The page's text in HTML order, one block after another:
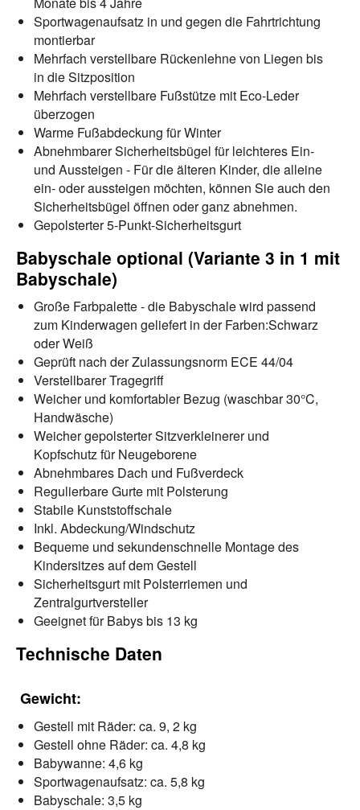
Sportwagenaufsatz in und gegen die Fahrtrichtung
montierbar
Mehrfach verstellbare Rückenlehne von Liegen bis
in die Sitzposition
Mehrfach verstellbare Fußstütze mit Eco-Leder
überzogen
Warme Fußabdeckung für Winter
Abnehmbarer Sicherheitsbügel für leichteres Ein-
und Aussteigen - Für die älteren Kinder, die alleine
ein- oder aussteigen möchten, können Sie auch den
Sicherheitsbügel öffnen oder ganz abnehmen.
Gepolsterter 5-Punkt-Sicherheitsgurt
Babyschale optional (Variante 3 in 1 mit
Babyschale)
Große Farbpalette - die Babyschale wird passend
zum Kinderwagen geliefert in der Farben:Schwarz
oder Weiß
Geprüft nach der Zulassungsnorm ECE 44/04
Verstellbarer Tragegriff
Weicher und komfortabler Bezug (waschbar 30°C,
Handwäsche)
Weicher gepolsterter Sitzverkleinerer und
Kopfschutz für Neugeborene
Abnehmbares Dach und Fußverdeck
Regulierbare Gurte mit Polsterung
Stabile Kunststoffschale
Inkl. Abdeckung/Windschutz
Bequeme und sekundenschnelle Montage des
Kindersitzes auf dem Gestell
Sicherheitsgurt mit Polsterriemen und
Zentralgurtversteller
Geeignet für Babys bis 13 kg
Technische Daten
Gewicht:
Gestell mit Räder: ca. 9, 2 kg
Gestell ohne Räder: ca. 4,8 kg
Babywanne: 4,6 kg
Sportwagenaufsatz: ca. 5,8 kg
Babyschale: 3,5 kg